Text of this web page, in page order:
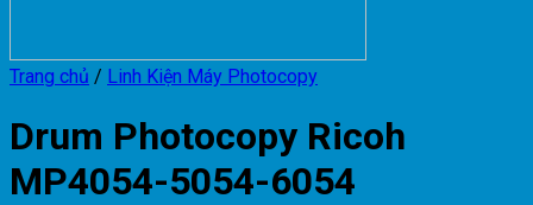
Trang chủ / Linh Kiện Máy Photocopy
Drum Photocopy Ricoh
MP4054-5054-6054